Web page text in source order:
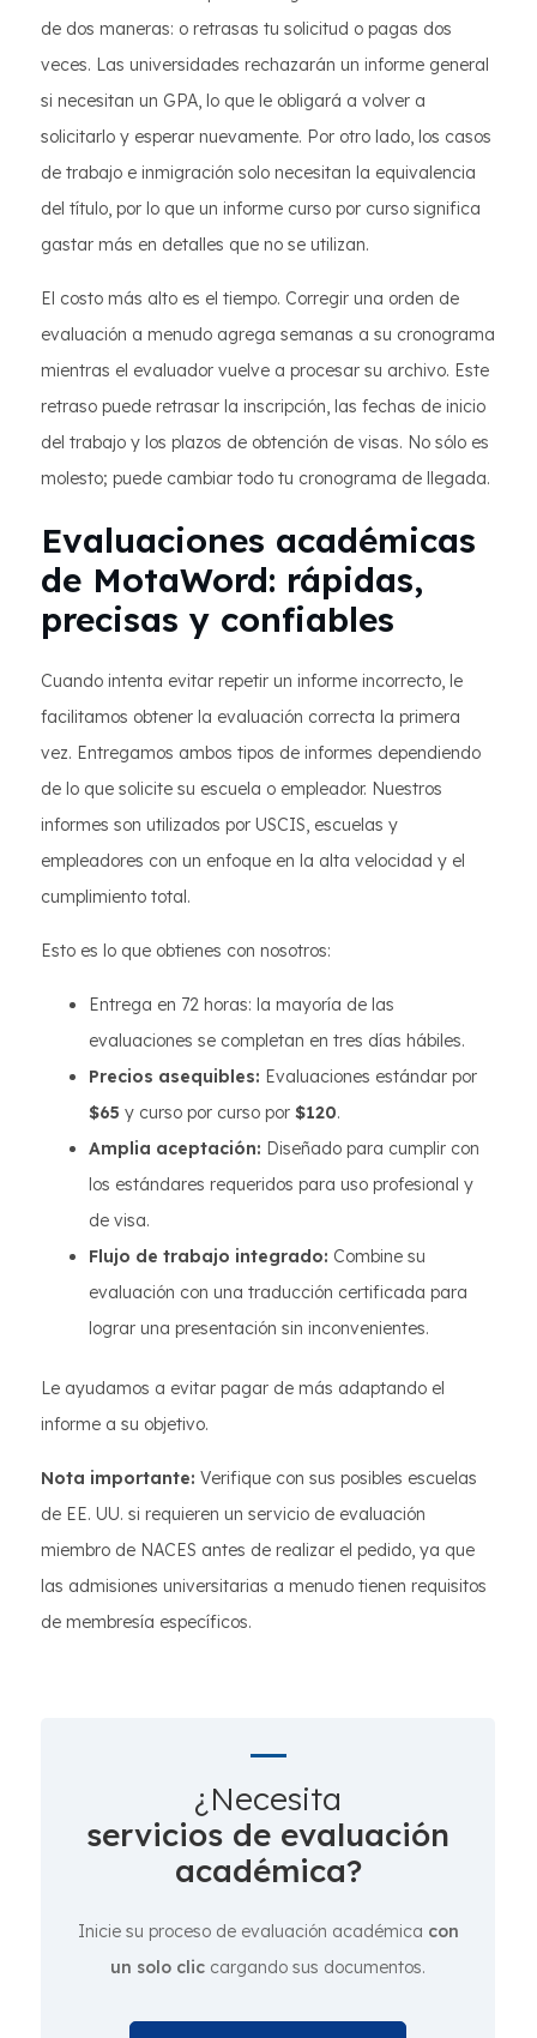
de dos maneras: o retrasas tu solicitud o pagas dos
veces. Las universidades rechazarán un informe general
si necesitan un GPA, lo que le obligará a volver a
solicitarlo y esperar nuevamente. Por otro lado, los casos
de trabajo e inmigración solo necesitan la equivalencia
del título, por lo que un informe curso por curso significa
gastar más en detalles que no se utilizan.
El costo más alto es el tiempo. Corregir una orden de
evaluación a menudo agrega semanas a su cronograma
mientras el evaluador vuelve a procesar su archivo. Este
retraso puede retrasar la inscripción, las fechas de inicio
del trabajo y los plazos de obtención de visas. No sólo es
molesto; puede cambiar todo tu cronograma de llegada.
Evaluaciones académicas
de MotaWord: rápidas,
precisas y confiables
Cuando intenta evitar repetir un informe incorrecto, le
facilitamos obtener la evaluación correcta la primera
vez. Entregamos ambos tipos de informes dependiendo
de lo que solicite su escuela o empleador. Nuestros
informes son utilizados por USCIS, escuelas y
empleadores con un enfoque en la alta velocidad y el
cumplimiento total.
Esto es lo que obtienes con nosotros:
Entrega en 72 horas: la mayoría de las
evaluaciones se completan en tres días hábiles.
Precios asequibles: Evaluaciones estándar por
$65 y curso por curso por $120.
Amplia aceptación: Diseñado para cumplir con
los estándares requeridos para uso profesional y
de visa.
Flujo de trabajo integrado: Combine su
evaluación con una traducción certificada para
lograr una presentación sin inconvenientes.
Le ayudamos a evitar pagar de más adaptando el
informe a su objetivo.
Nota importante: Verifique con sus posibles escuelas
de EE. UU. si requieren un servicio de evaluación
miembro de NACES antes de realizar el pedido, ya que
las admisiones universitarias a menudo tienen requisitos
de membresía específicos.
¿Necesita
servicios de evaluación
académica?
Inicie su proceso de evaluación académica con
un solo clic cargando sus documentos.